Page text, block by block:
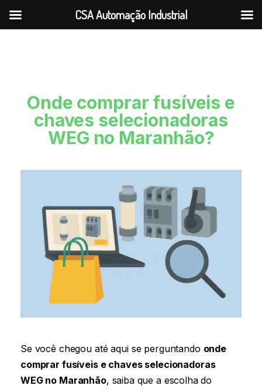
Onde comprar fusíveis e
chaves selecionadoras
WEG no Maranhão?
Se você chegou até aqui se perguntando onde
comprar fusíveis e chaves selecionadoras
WEG no Maranhão, saiba que a escolha do
CSA Automação Industrial